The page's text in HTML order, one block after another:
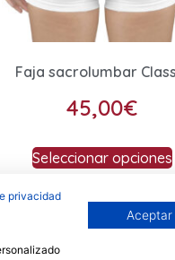
Faja sacrolumbar
45,00€
Seleccionar opciones
Envios
privacidad